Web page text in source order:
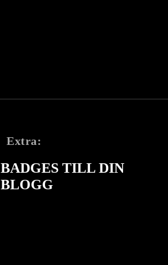
Extra:
BADGES TILL DIN
BLOGG